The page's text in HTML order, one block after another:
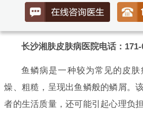
长沙湘肤皮肤病医院电话：171-
鱼鳞病是一种较为常见的皮
燥、粗糙，呈现出鱼鳞般的鳞屑。
者的生活质量，还可能引起心理负